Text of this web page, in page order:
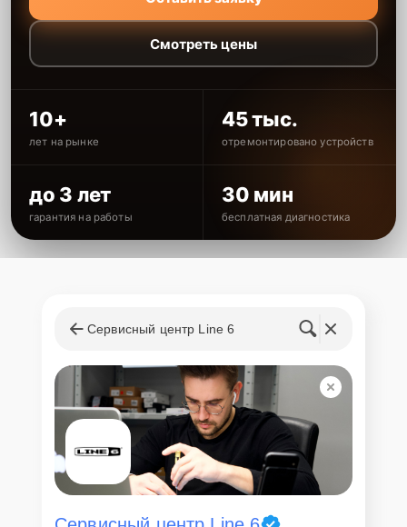
Смотреть цены
10+
лет на рынке
45 тыс.
отремонтировано устройств
до 3 лет
гарантия на работы
30 мин
бесплатная диагностика
Сервисный центр Line 6